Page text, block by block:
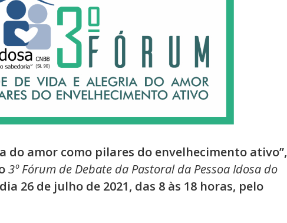
do amor como pilares do envelhecimento ativo”,
3º Fórum de Debate da Pastoral da Pessoa Idosa do
26 de julho de 2021, das 8 às 18 horas, pelo